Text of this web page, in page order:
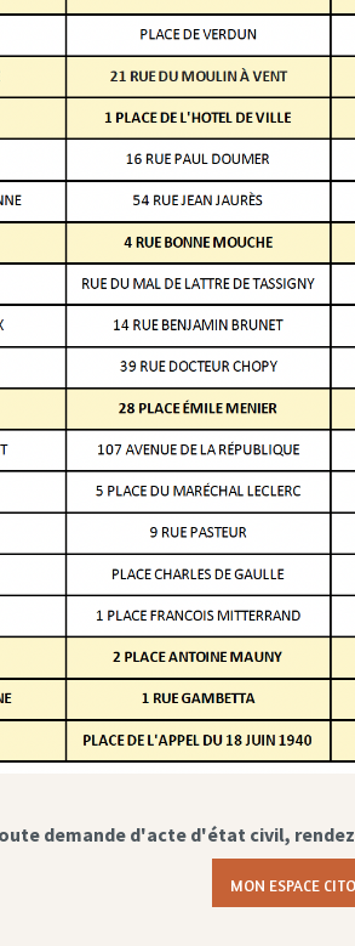
demande d'acte d'état civil,
MON ESPACE